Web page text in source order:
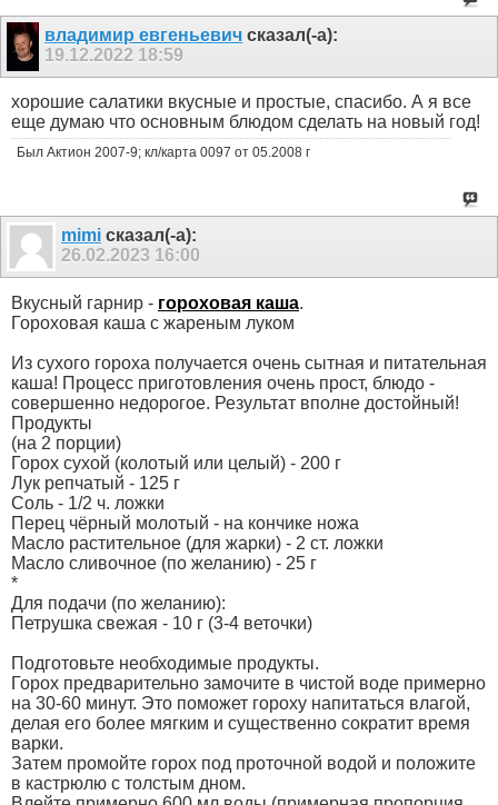
владимир евгеньевич сказал(-а):
19.12.2022 18:59
хорошие салатики вкусные и простые, спасибо. А я все
еще думаю что основным блюдом сделать на новый год!
Был Актион 2007-9; кл/карта 0097 от 05.2008 г
mimi сказал(-а):
26.02.2023 16:00
Вкусный гарнир - гороховая каша.
Гороховая каша с жареным луком
Из сухого гороха получается очень сытная и питательная
каша! Процесс приготовления очень прост, блюдо -
совершенно недорогое. Результат вполне достойный!
Продукты
(на 2 порции)
Горох сухой (колотый или целый) - 200 г
Лук репчатый - 125 г
Соль - 1/2 ч. ложки
Перец чёрный молотый - на кончике ножа
Масло растительное (для жарки) - 2 ст. ложки
Масло сливочное (по желанию) - 25 г
*
Для подачи (по желанию):
Петрушка свежая - 10 г (3-4 веточки)
Подготовьте необходимые продукты.
Горох предварительно замочите в чистой воде примерно
на 30-60 минут. Это поможет гороху напитаться влагой,
делая его более мягким и существенно сократит время
варки.
Затем промойте горох под проточной водой и положите
в кастрюлю с толстым дном.